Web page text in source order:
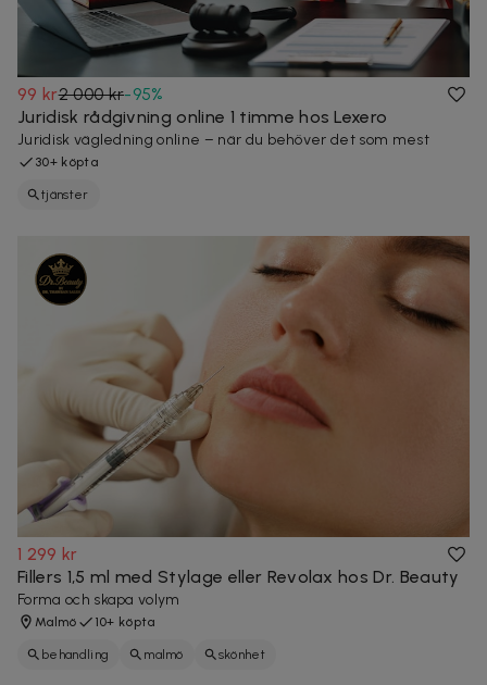
99 kr2 000 kr-95%
Juridisk rådgivning online 1 timme hos Lexero
Juridisk vägledning online – när du behöver det som mest
30+ köpta
tjänster
1 299 kr
Fillers 1,5 ml med Stylage eller Revolax hos Dr. Beauty
Forma och skapa volym
Malmö 10+ köpta
behandling malmö skönhet